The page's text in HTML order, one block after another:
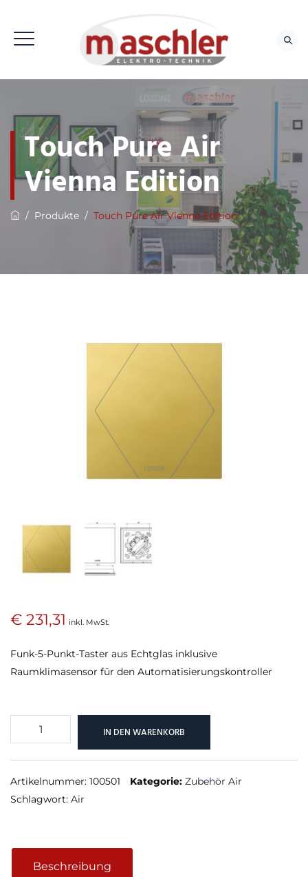
Touch Pure Air
Vienna Edition
/ Produkte / Touch Pure Air Vienna Edition
€ 231,31 inkl. MwSt.
Funk-5-Punkt-Taster aus Echtglas inklusive
Raumklimasensor für den Automatisierungskontroller
Touch
Pure
Air
Vienna
Edition
IN DEN WARENKORB
Artikelnummer: 100501 Kategorie: Zubehör Air
Schlagwort: Air
Beschreibung